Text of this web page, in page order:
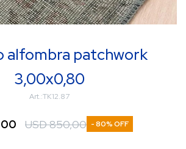
alfombra patchwork
3,00x0,80
TK12.87
USD850,00 80